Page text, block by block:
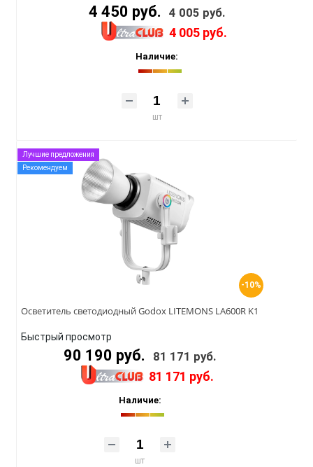
4 450 руб. 4 005 руб.
4 005 руб.
Наличие:
шт
-10%
Лучшие предложения
Рекомендуем
Осветитель светодиодный Godox LITEMONS LA600R K1
Быстрый просмотр
90 190 руб. 81 171 руб.
81 171 руб.
Наличие:
шт